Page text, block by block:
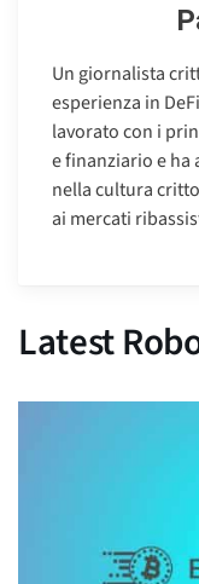
Un giornalista
esperienza in
lavorato con i
e finanziario e ha
nella cultura
ai mercati
Latest